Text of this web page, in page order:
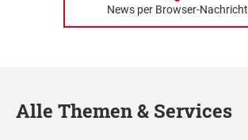
News per Browser-Nachricht
Alle Themen & Services